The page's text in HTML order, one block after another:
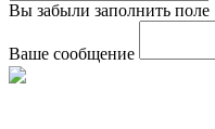
Вы забыли заполнить поле
Ваше сообщение